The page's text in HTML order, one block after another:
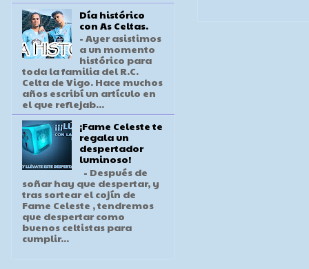
Día histórico
con As Celtas.
- Ayer asistimos
a un momento
histórico para
toda la familia del R.C.
Celta de Vigo. Hace muchos
años escribí un artículo en
el que reflejab...
¡Fame Celeste te
regala un
despertador
luminoso!
- Después de
soñar hay que despertar, y
tras sortear el cojín de
Fame Celeste , tendremos
que despertar como
buenos celtistas para
cumplir...